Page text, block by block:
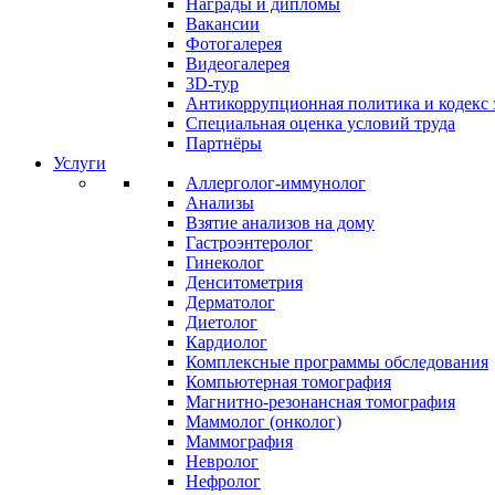
Награды и дипломы
Вакансии
Фотогалерея
Видеогалерея
3D-тур
Антикоррупционная политика и кодекс
Специальная оценка условий труда
Партнёры
Услуги
Аллерголог-иммунолог
Анализы
Взятие анализов на дому
Гастроэнтеролог
Гинеколог
Денситометрия
Дерматолог
Диетолог
Кардиолог
Комплексные программы обследования
Компьютерная томография
Магнитно-резонансная томография
Маммолог (онколог)
Маммография
Невролог
Нефролог